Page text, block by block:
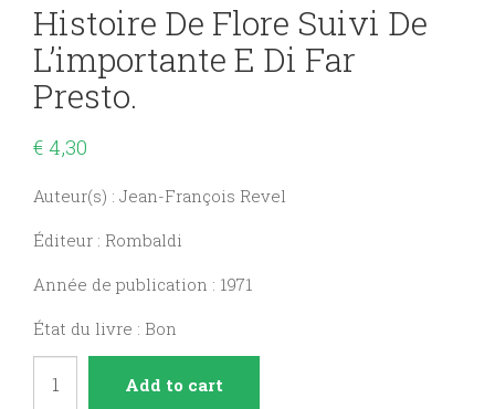
Histoire De Flore Suivi De
L’importante E Di Far
Presto.
€ 4,30
Auteur(s) : Jean-François Revel
Éditeur : Rombaldi
Année de publication : 1971
État du livre : Bon
Add to cart